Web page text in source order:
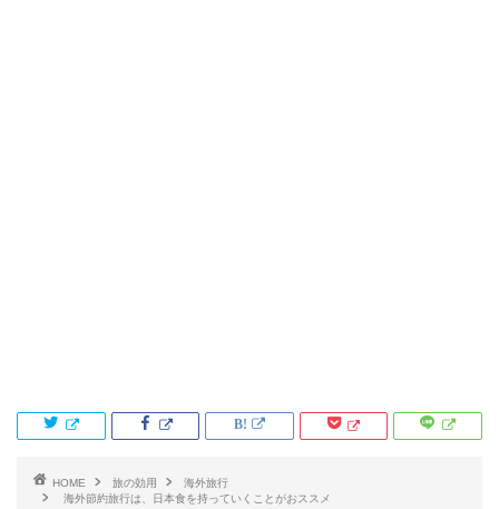
HOME 旅の効用
海外旅行
海外節約旅行は、日本食を持っていくことがおススメ